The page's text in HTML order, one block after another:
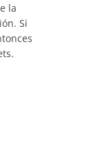
la
Si